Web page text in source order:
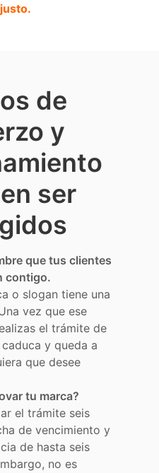
de
y
ser
que tus clientes
contigo.
o slogan tiene una
vez que ese
el trámite de
y queda a
que desee
tu marca?
el trámite seis
de vencimiento y
de hasta seis
no es